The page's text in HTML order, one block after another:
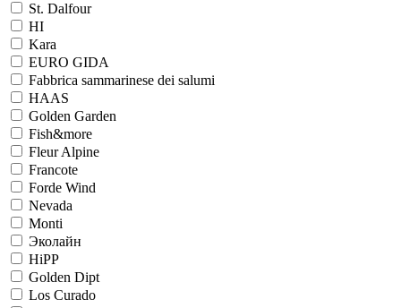
St. Dalfour
HI
Kara
EURO GIDA
Fabbrica sammarinese dei salumi
HAAS
Golden Garden
Fish&more
Fleur Alpine
Francote
Forde Wind
Nevada
Monti
Эколайн
HiPP
Golden Dipt
Los Curado